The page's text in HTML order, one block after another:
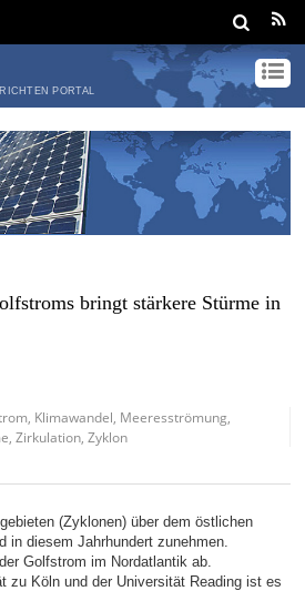
PORTAL
bringt stärkere Stürme in
Klimawandel Meeresströmung
,Zirkulation ,Zyklon
(Zyklonen) über dem östlichen
in diesem Jahrhundert zunehmen.
Golfstrom im Nordatlantik ab.
zu Köln und der Universität Reading ist es